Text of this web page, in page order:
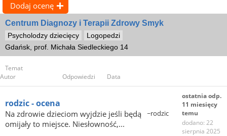
Dodaj ocenę
Centrum Diagnozy i Terapii Zdrowy Smyk
Psycholodzy dziecięcy
Logopedzi
Gdańsk, prof. Michała Siedleckiego 14
Temat
Autor
Odpowiedzi Data
rodzic - ocena
Na zdrowie dzieciom wyjdzie jeśli będą
omijały to miejsce. Niesłowność,...
~rodzic
ostatnia odp.
11 miesięcy
temu
dodano: 22
sierpnia 2025